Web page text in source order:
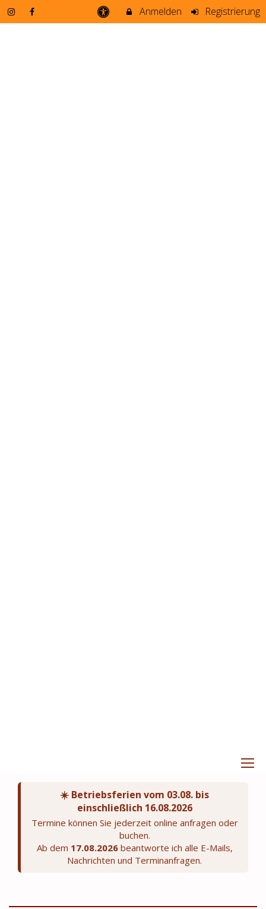
Anmelden Registrierung
☀️ Betriebsferien vom 03.08. bis
einschließlich 16.08.2026
Termine können Sie jederzeit online anfragen oder
buchen.
Ab dem 17.08.2026beantworte ich alle E-Mails,
Nachrichten und Terminanfragen.